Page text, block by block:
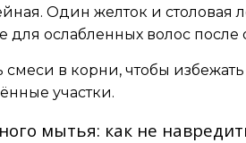
Один желток и столовая
для ослабленных волос
смеси в корни, чтобы
участки.
мытья: как не